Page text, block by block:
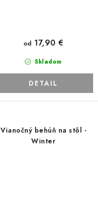
Skladom
od 17,90 €
DETAIL
Vianočný behúň na stôl -
Winter